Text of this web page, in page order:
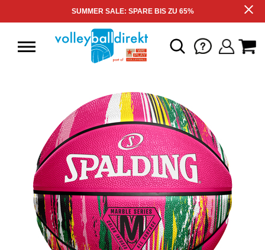
SUMMER SALE: SPARE BIS ZU 65%